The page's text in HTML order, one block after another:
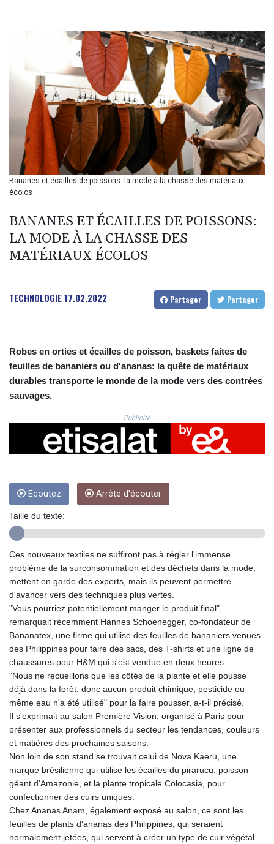
BMD 1.152379
BND 1.480393
BOB 13.964198
BRL 5.891306
BSD 1.154535
BTN 109.874896
BWP 15.61488
BYN 3.418287
BYR 22586.626891
BZD 2.321974
CAD 1.615497
CDF 2604.376508
CLP 1055.440971
CNY 7.777463
CNH 7.774433
CUC 1.152379
CUP 30.538041
DKK 7.475499
DOP 67.275332
DZD 153.346558
ETB 186.347968
FJD 2.551309
FKP 0.856496
GGP 0.856496
GHS 13.570757
GTQ 8.809317
GYD 241.539903
HKD 9.040442
HNL 30.944652
HRK 7.534482
HTG 150.95029
HUF 366.519917
IDR 20604.535143
ILS 3.465739
IMP 0.856496
INR 109.762882
IQD 1512.462949
IRR
1584348.162378
ISK 142.411184
JEP 0.856496
JMD 183.008911
JOD 0.81702
JPY 182.503455
KES 149.119782
KGS 100.775889
Bananes et écailles de poissons: la mode à la chasse des matériaux
écolos
BANANES ET ÉCAILLES DE POISSONS:
LA MODE À LA CHASSE DES
MATÉRIAUX ÉCOLOS
TECHNOLOGIE17.02.2022 Partager Partager
Robes en orties et écailles de poisson, baskets faites de
feuilles de bananiers ou d'ananas: la quête de matériaux
durables transporte le monde de la mode vers des contrées
sauvages.
Publicité
Ecoutez Arrête d'écouter
Taille du texte:
Ces nouveaux textiles ne suffiront pas à régler l'immense
problème de la surconsommation et des déchets dans la mode,
mettent en garde des experts, mais ils peuvent permettre
d'avancer vers des techniques plus vertes.
"Vous pourriez potentiellement manger le produit final",
remarquait récemment Hannes Schoenegger, co-fondateur de
Bananatex, une firme qui utilise des feuilles de bananiers venues
des Philippines pour faire des sacs, des T-shirts et une ligne de
chaussures pour H&M qui s'est vendue en deux heures.
"Nous ne recueillons que les côtés de la plante et elle pousse
déjà dans la forêt, donc aucun produit chimique, pesticide ou
même eau n'a été utilisé" pour la faire pousser, a-t-il précisé.
Il s'exprimait au salon Première Vision, organisé à Paris pour
présenter aux professionnels du secteur les tendances, couleurs
et matières des prochaines saisons.
Non loin de son stand se trouvait celui de Nova Kaeru, une
marque brésilienne qui utilise les écailles du pirarucu, poisson
géant d'Amazonie, et la plante tropicale Colocasia, pour
confectionner des cuirs uniques.
Chez Ananas Anam, également exposé au salon, ce sont les
feuilles de plants d'ananas des Philippines, qui seraient
normalement jetées, qui servent à créer un type de cuir végétal